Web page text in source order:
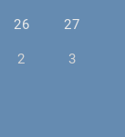
26
27
2 3